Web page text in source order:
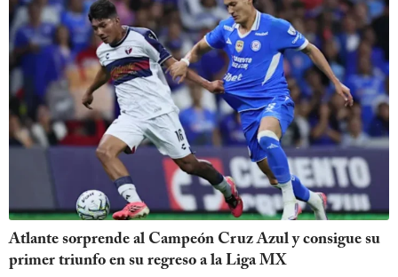
Atlante sorprende al Campeón Cruz Azul y consigue su
primer triunfo en su regreso a la Liga MX